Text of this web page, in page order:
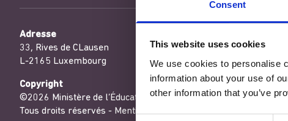
Consent
This website uses cookies
We use cookies to personalise
information about your use of
other information that you’ve
Adresse
33, Rives de CLausen
L-2165 Luxembourg
Copyright
©2026 Ministère de l’Éducation nationale, de l’Enfance et de la
Tous droits réservés - Mentions légales